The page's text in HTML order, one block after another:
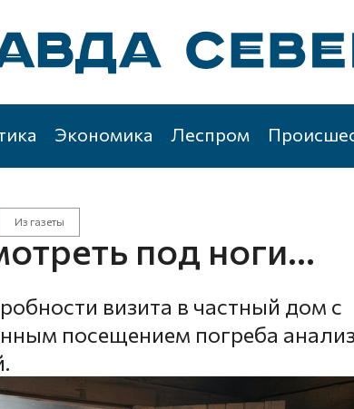
Экономика Леспром
Из газеты
под ноги…
визита в частный дом с
посещением погреба